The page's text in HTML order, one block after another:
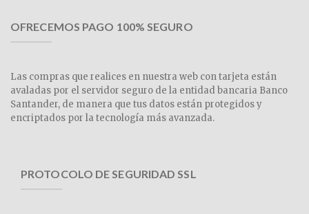
OFRECEMOS PAGO 100% SEGURO
Las compras que realices en nuestra web con tarjeta están
avaladas por el servidor seguro de la entidad bancaria Banco
Santander, de manera que tus datos están protegidos y
encriptados por la tecnología más avanzada.
PROTOCOLO DE SEGURIDAD SSL